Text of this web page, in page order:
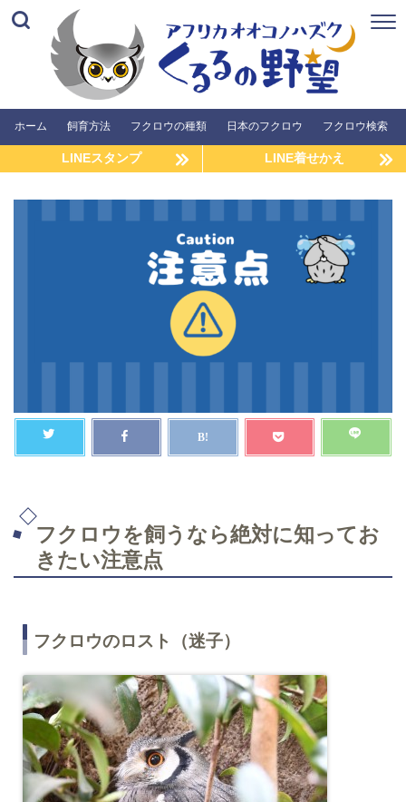
ホーム 飼育方法 フクロウの種類 日本のフクロウ フクロウ検索
LINEスタンプ LINE着せかえ
フクロウを飼うなら絶対に知ってお
きたい注意点
フクロウのロスト（迷子）